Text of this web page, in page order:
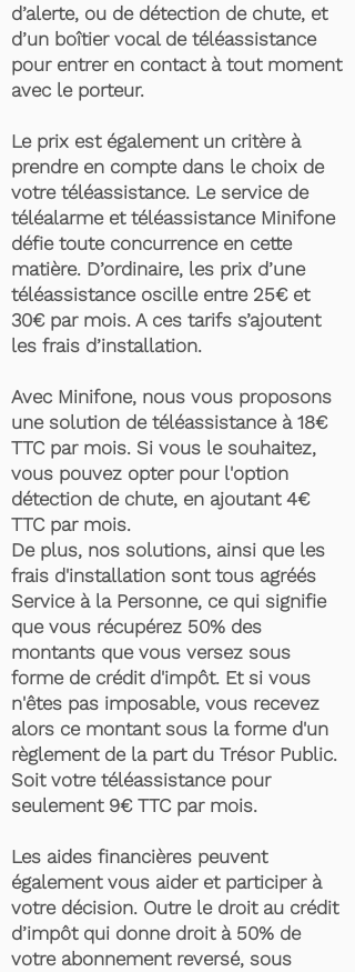
d’alerte, ou de détection de chute, et
d’un boîtier vocal de téléassistance
pour entrer en contact à tout moment
avec le porteur.
Le prix est également un critère à
prendre en compte dans le choix de
votre téléassistance. Le service de
téléalarme et téléassistance Minifone
défie toute concurrence en cette
matière. D’ordinaire, les prix d’une
téléassistance oscille entre 25€ et
30€ par mois. A ces tarifs s’ajoutent
les frais d’installation.
Avec Minifone, nous vous proposons
une solution de téléassistance à 18€
TTC par mois. Si vous le souhaitez,
vous pouvez opter pour l'option
détection de chute, en ajoutant 4€
TTC par mois.
De plus, nos solutions, ainsi que les
frais d'installation sont tous agréés
Service à la Personne, ce qui signifie
que vous récupérez 50% des
montants que vous versez sous
forme de crédit d'impôt. Et si vous
n'êtes pas imposable, vous recevez
alors ce montant sous la forme d'un
règlement de la part du Trésor Public.
Soit votre téléassistance pour
seulement 9€ TTC par mois.
Les aides financières peuvent
également vous aider et participer à
votre décision. Outre le droit au crédit
d’impôt qui donne droit à 50% de
votre abonnement reversé, sous